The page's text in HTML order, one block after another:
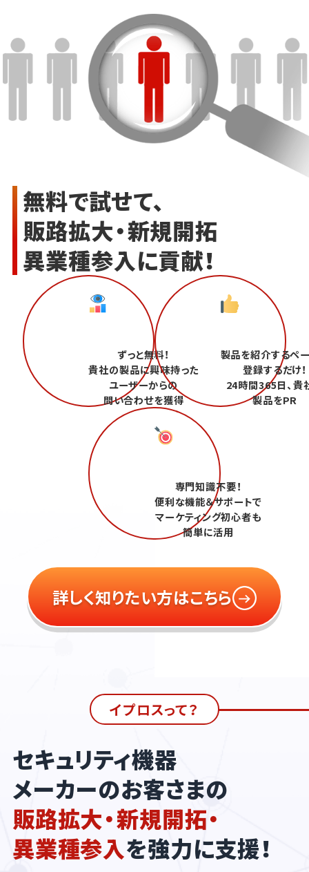
無料で試せて、
販路拡大・新規開拓
異業種参入に貢献！
ずっと無料！
貴社の製品に興味持った
ユーザーからの
問い合わせを獲得
製品を紹介するペ
登録するだけ！
24時間365日、貴
製品をPR
専門知識不要！
便利な機能＆サポートで
マーケティング初心者も
簡単に活用
詳しく知りたい方はこちら
イプロスって？
セキュリティ機器
メーカーのお客さまの
販路拡大・新規開拓・
異業種参入を強力に支援！